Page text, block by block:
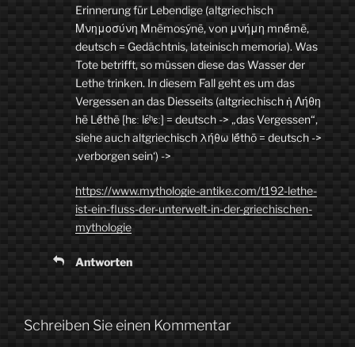
Erinnerung für Lebendige (altgriechisch
Μνημοσύνη Mnēmosýnē, von μνήμη mnḗmē,
deutsch = Gedächtnis, lateinisch memoria). Was
Tote betrifft, so müssen diese das Wasser der
Lethe trinken. In diesem Fall geht es um das
Vergessen an das Diesseits (altgriechisch ἡ Λήθη
hē Lḗthē [hɛː lɛ́ʰɛː] = deutsch -> „das Vergessen“,
siehe auch altgriechisch λήθω lḗthō = deutsch ->
‚verborgen sein‘) ->
https://www.mythologie-antike.com/t192-lethe-
ist-ein-fluss-der-unterwelt-in-der-griechischen-
mythologie
Antworten
Schreiben Sie einen Kommentar